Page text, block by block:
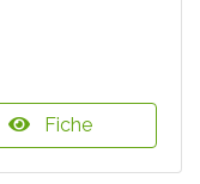
Fiche